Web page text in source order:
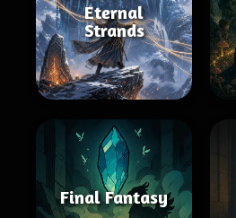
Eternal
Strands
Final Fantasy